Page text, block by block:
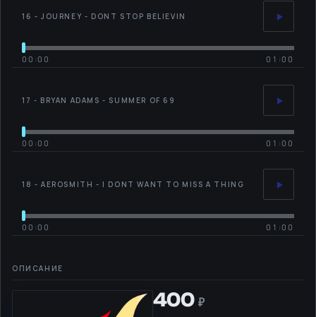
16 - JOURNEY - DONT STOP BELIEVIN
00:00 01:00
17 - BRYAN ADAMS - SUMMER OF 69
00:00 01:00
18 - AEROSMITH - I DONT WANT TO MISS A THING
00:00 01:00
400